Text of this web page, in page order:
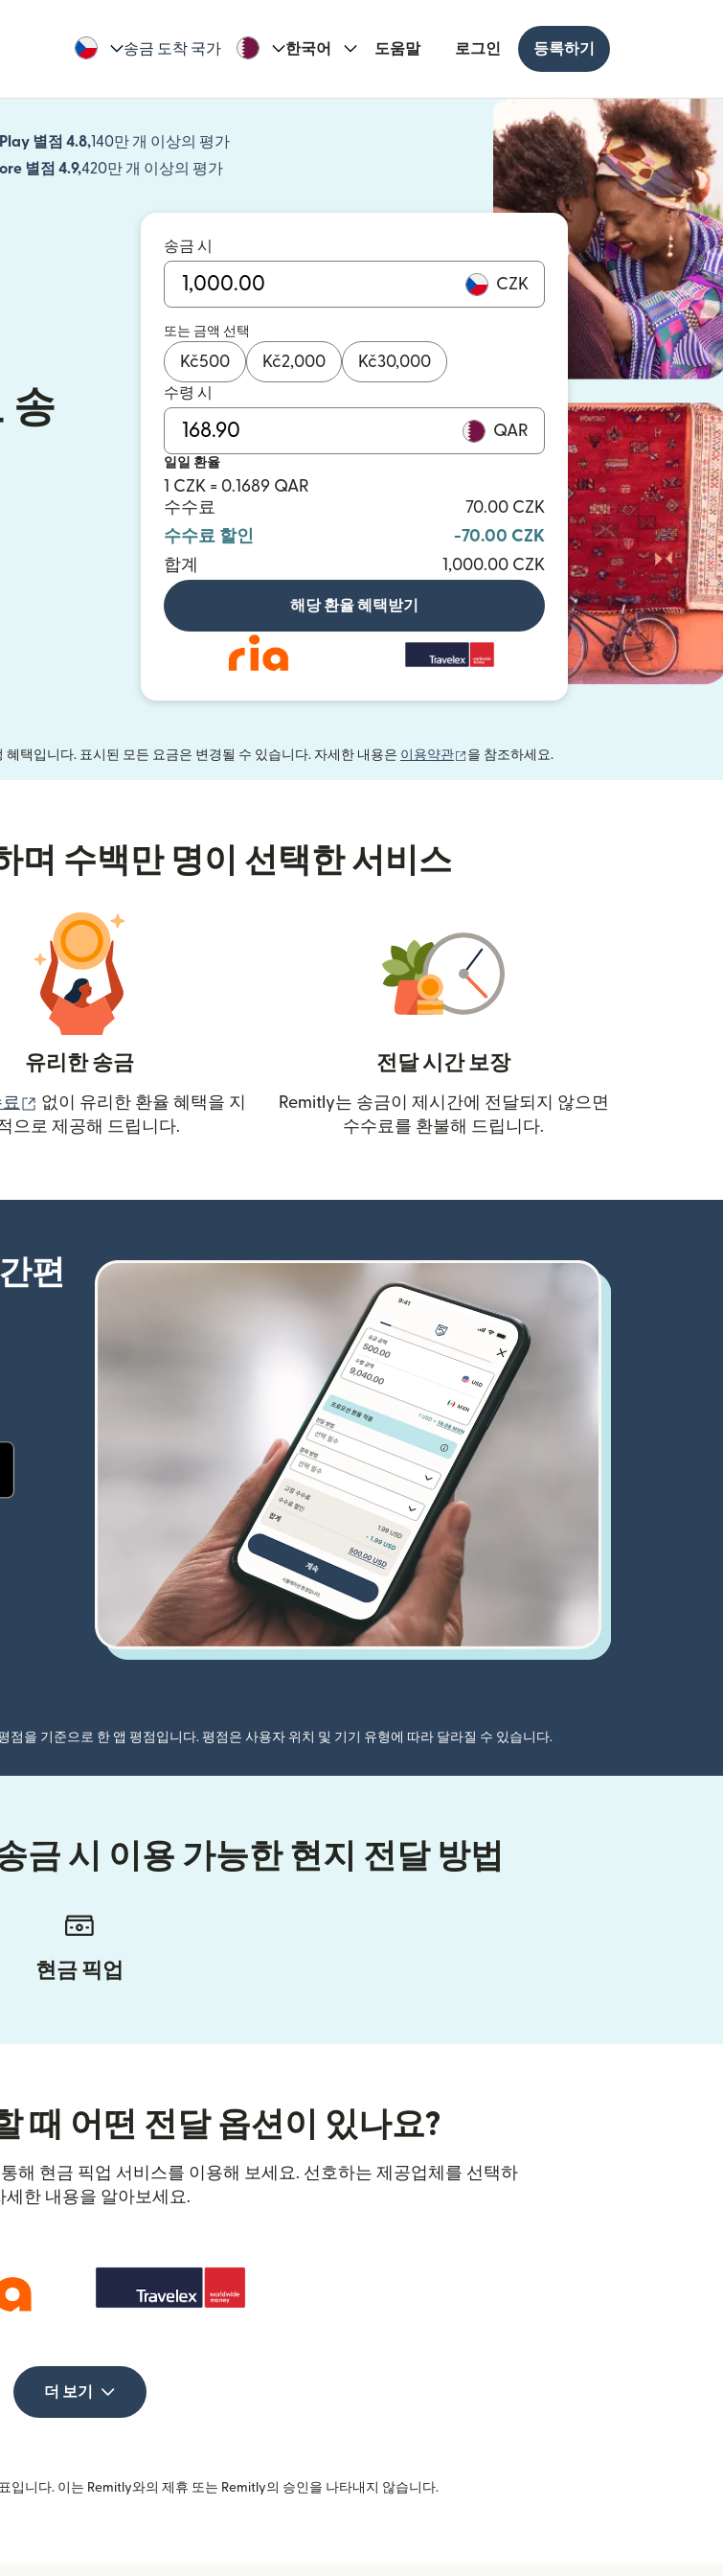
송금 도착 국가 한국어 도움말 로그인 등록하기
별점 4.8,140만 개 이상의 평가
별점 4.9,420만 개 이상의 평가
송
송금 시
CZK
또는 금액 선택
Kč500 Kč2,000 Kč30,000
수령 시
QAR
일일 환율
1 CZK = 0.1689 QAR
수수료
70.00 CZK
수수료 할인
-70.00 CZK
합계
1,000.00 CZK
해당 환율 혜택받기
택입니다. 표시된 모든 요금은 변경될 수 있습니다. 자세한 내용은 이용약관 (새 창에서 열림)
을 참조하세요.
며 수백만 명이 선택한 서비스
유리한 송금
(새 창에서 열림)
없이 유리한 환율 혜택을 지
으로 제공해 드립니다.
전달 시간 보장
Remitly는 송금이 제시간에 전달되지 않으면
수수료를 환불해 드립니다.
편
을 기준으로 한 앱 평점입니다. 평점은 사용자 위치 및 기기 유형에 따라 달라질 수 있습니다.
금 시 이용 가능한 현지 전달 방법
현금 픽업
때 어떤 전달 옵션이 있나요?
해 현금 픽업 서비스를 이용해 보세요. 선호하는 제공업체를 선택하
세한 내용을 알아보세요.
더 보기
입니다. 이는 Remitly와의 제휴 또는 Remitly의 승인을 나타내지 않습니다.